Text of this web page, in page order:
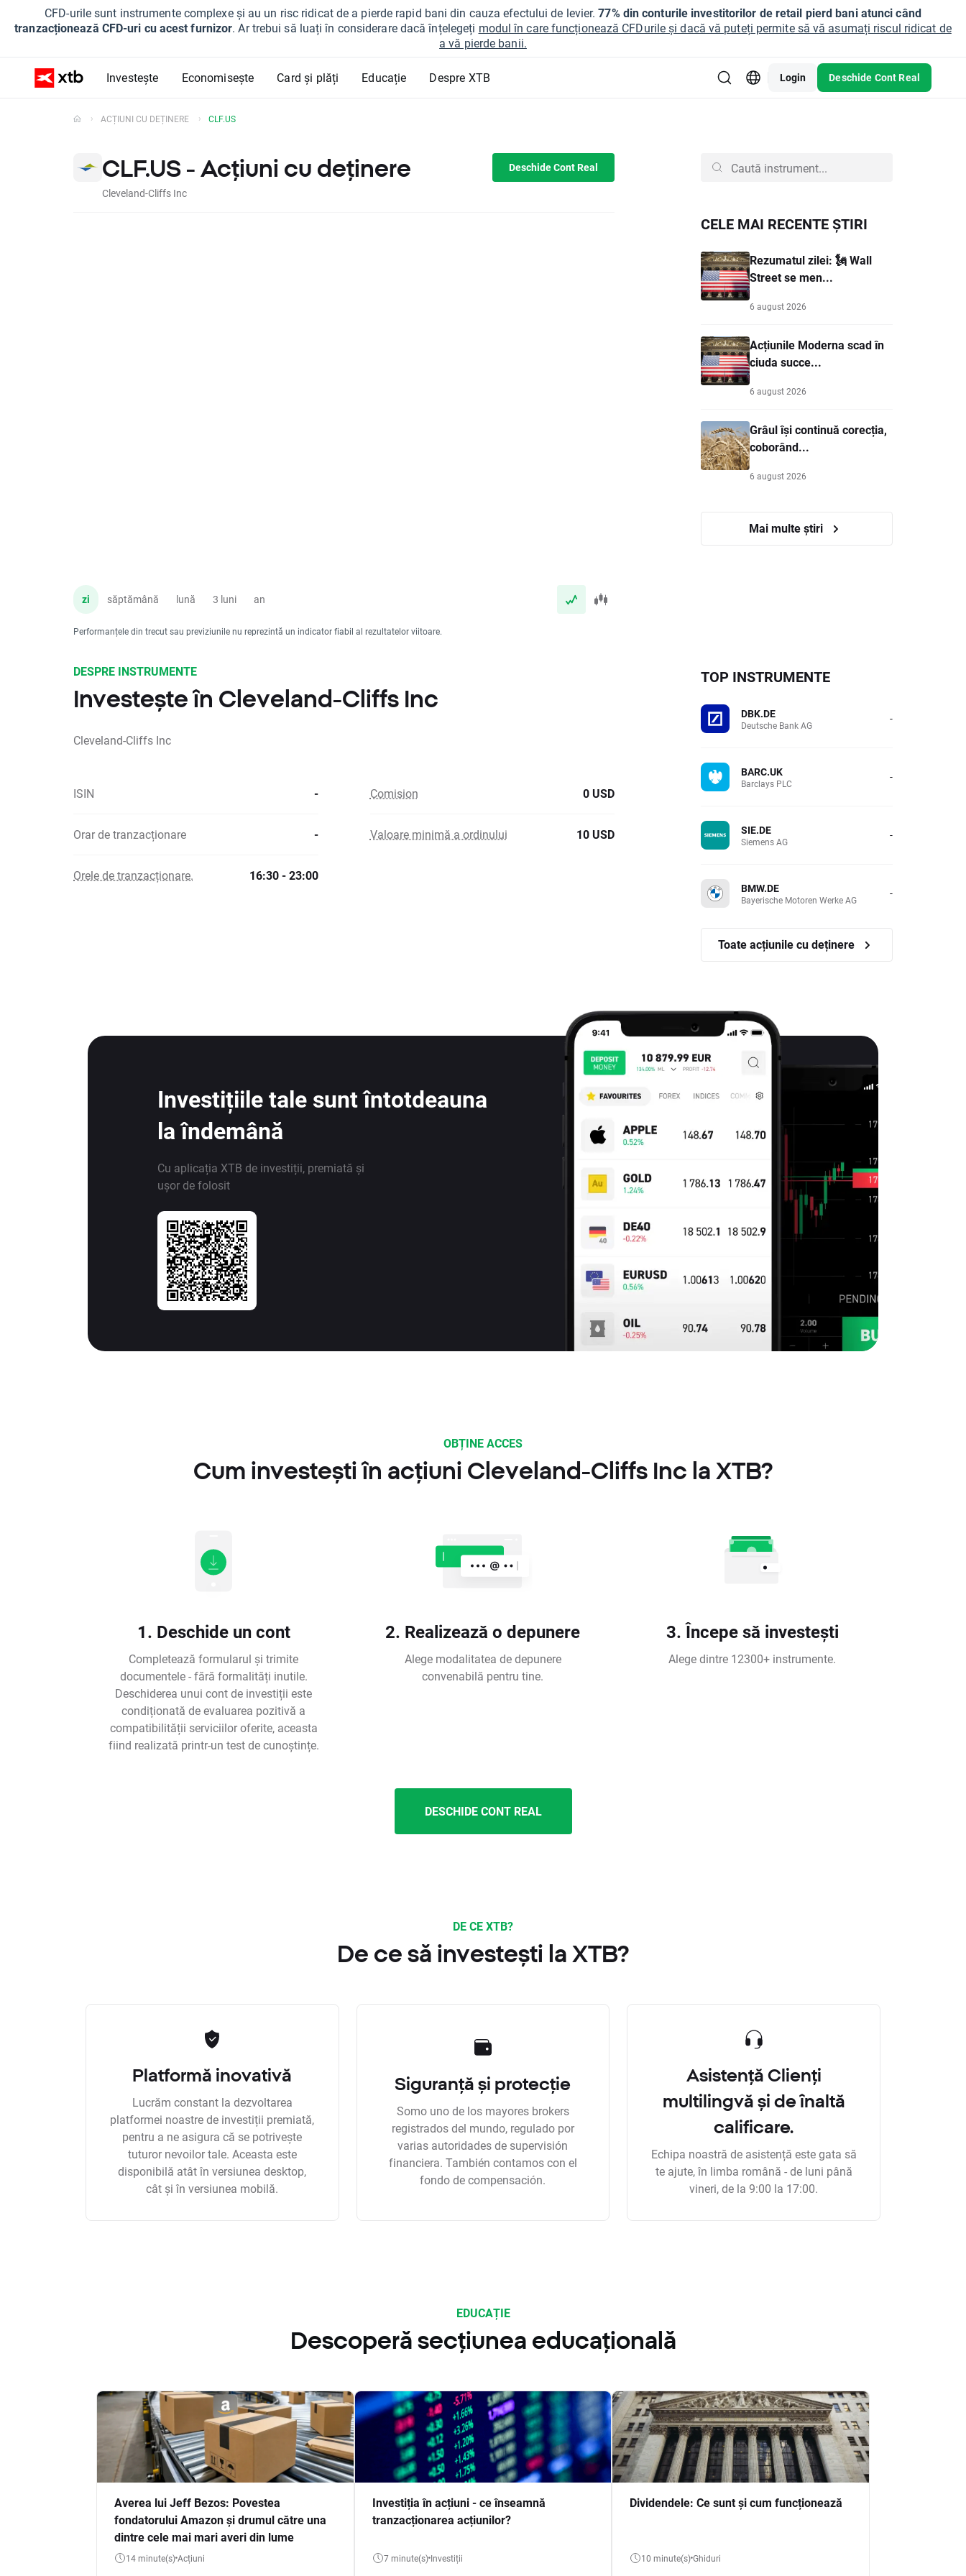
CFD-urile sunt instrumente complexe și au un risc ridicat de a pierde rapid bani din cauza efectului de levier.77% din conturile investitorilor de retail pierd bani atunci când
tranzacționează CFD-uri cu acest furnizor. Ar trebui să luați în considerare dacă înțelegeți modul în care funcționează CFDurile și dacă vă puteți permite să vă asumați riscul ridicat de
a vă pierde banii.
Investește Economisește Card și plăți Educație Despre XTB Login Deschide Cont Real
ACȚIUNI CU DEȚINERE CLF.US
CLF.US - Acțiuni cu deținere
Cleveland-Cliffs Inc
Deschide Cont Real
zi săptămână lună 3 luni an
Performanțele din trecut sau previziunile nu reprezintă un indicator fiabil al rezultatelor viitoare.
CELE MAI RECENTE ȘTIRI
Rezumatul zilei: 🗽 Wall
Street se men...
6 august 2026
Acțiunile Moderna scad în
ciuda succe...
6 august 2026
Grâul își continuă corecția,
coborând...
6 august 2026
Mai multe știri
DESPRE INSTRUMENTE
Investește în Cleveland-Cliffs Inc
Cleveland-Cliffs Inc
ISIN - Comision 0 USD
Orar de tranzacționare - Valoare minimă a ordinului 10 USD
Orele de tranzacționare. 16:30 - 23:00
TOP INSTRUMENTE
DBK.DE
Deutsche Bank AG -
BARC.UK
Barclays PLC -
SIE.DE
Siemens AG -
BMW.DE
Bayerische Motoren Werke AG -
Toate acțiunile cu deținere
Investițiile tale sunt întotdeauna
la îndemână
Cu aplicația XTB de investiții, premiată și
ușor de folosit
OBȚINE ACCES
Cum investești în acțiuni Cleveland-Cliffs Inc la XTB?
1. Deschide un cont
Completează formularul și trimite
documentele - fără formalități inutile.
Deschiderea unui cont de investiții este
condiționată de evaluarea pozitivă a
compatibilității serviciilor oferite, aceasta
fiind realizată printr-un test de cunoștințe.
2. Realizează o depunere
Alege modalitatea de depunere
convenabilă pentru tine.
3. Începe să investești
Alege dintre 12300+ instrumente.
DESCHIDE CONT REAL
DE CE XTB?
De ce să investești la XTB?
Platformă inovativă
Lucrăm constant la dezvoltarea
platformei noastre de investiții premiată,
pentru a ne asigura că se potrivește
tuturor nevoilor tale. Aceasta este
disponibilă atât în versiunea desktop,
cât și în versiunea mobilă.
Siguranță și protecție
Somo uno de los mayores brokers
registrados del mundo, regulado por
varias autoridades de supervisión
financiera. También contamos con el
fondo de compensación.
Asistență Clienți
multilingvă și de înaltă
calificare.
Echipa noastră de asistență este gata să
te ajute, în limba română - de luni până
vineri, de la 9:00 la 17:00.
EDUCAȚIE
Descoperă secțiunea educațională
Averea lui Jeff Bezos: Povestea
fondatorului Amazon și drumul către una
dintre cele mai mari averi din lume
14 minute(s) Acțiuni
Investiția în acțiuni - ce înseamnă
tranzacționarea acțiunilor?
7 minute(s) Investiții
Dividendele: Ce sunt și cum funcționează
10 minute(s) Ghiduri